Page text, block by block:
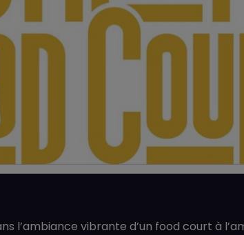
l’ambiance vibrante d’un food court à